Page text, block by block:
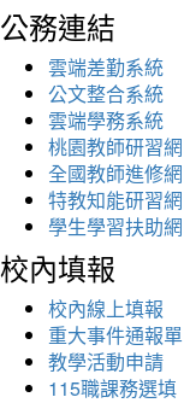
公務連結
雲端差勤系統
公文整合系統
雲端學務系統
桃園教師研習網
全國教師進修網
特教知能研習網
學生學習扶助網
校內填報
校內線上填報
重大事件通報單
教學活動申請
115職課務選填